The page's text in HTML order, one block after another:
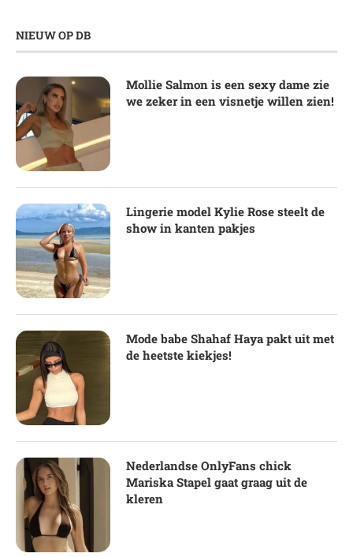
NIEUW OP DB
Mollie Salmon is een sexy dame zie
we zeker in een visnetje willen zien!
Lingerie model Kylie Rose steelt de
show in kanten pakjes
Mode babe Shahaf Haya pakt uit met
de heetste kiekjes!
Nederlandse OnlyFans chick
Mariska Stapel gaat graag uit de
kleren